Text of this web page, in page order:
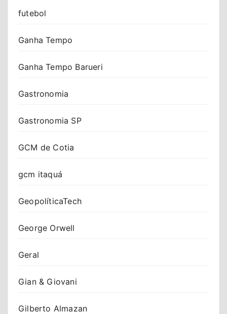
futebol
Ganha Tempo
Ganha Tempo Barueri
Gastronomia
Gastronomia SP
GCM de Cotia
gcm itaquá
GeopolíticaTech
George Orwell
Geral
Gian & Giovani
Gilberto Almazan